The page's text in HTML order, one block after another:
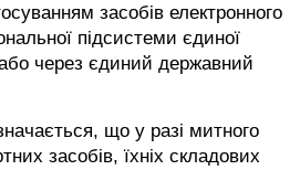
засобів електронного
підсистеми єдиної
через єдиний державний
що у разі митного
засобів, їхніх складових